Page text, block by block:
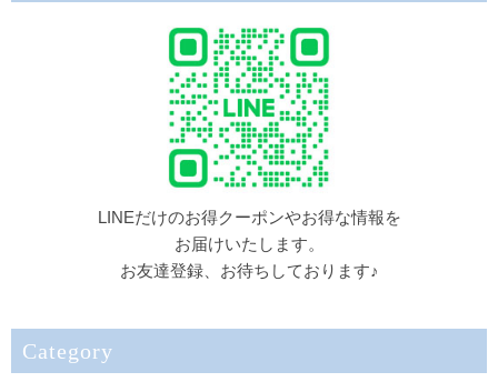
LINEだけのお得クーポンやお得な情報を
お届けいたします。
お友達登録、お待ちしております♪
Category